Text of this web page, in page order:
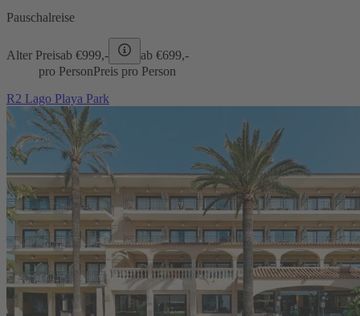
Pauschalreise
Alter Preisab €999,- ab €699,-
pro PersonPreis pro Person
R2 Lago Playa Park